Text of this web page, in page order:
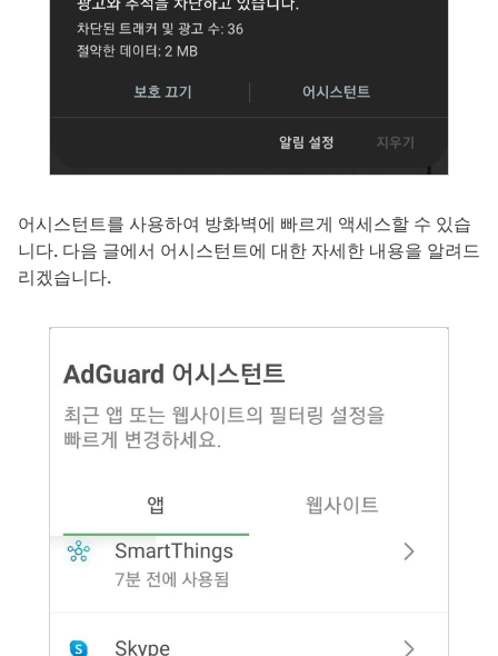
어시스턴트를 사용하여 방화벽에 빠르게 액세스할 수 있습
니다. 다음 글에서 어시스턴트에 대한 자세한 내용을 알려드
리겠습니다.